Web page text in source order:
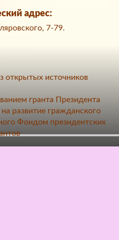
адрес:
7-79.
открытых источников
гранта Президента
развитие гражданского
Фондом президентских